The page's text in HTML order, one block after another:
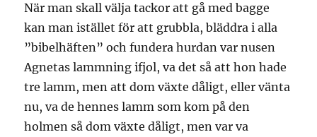
När man skall välja tackor att gå med bagge
kan man istället för att grubbla, bläddra i alla
”bibelhäften” och fundera hurdan var nusen
Agnetas lammning ifjol, va det så att hon hade
tre lamm, men att dom växte dåligt, eller vänta
nu, va de hennes lamm som kom på den
holmen så dom växte dåligt, men var va